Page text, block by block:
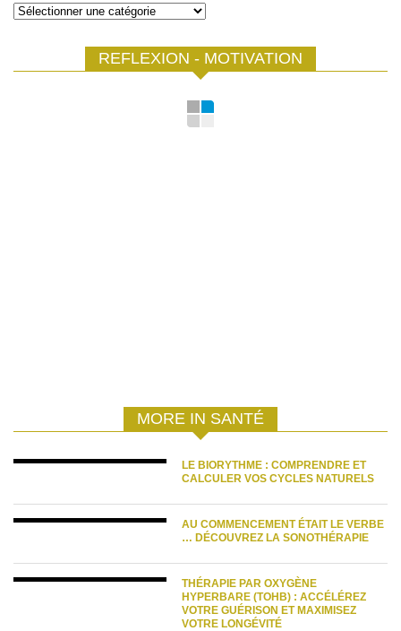
Catégories
REFLEXION - MOTIVATION
MORE IN SANTÉ
LE BIORYTHME : COMPRENDRE ET
CALCULER VOS CYCLES NATURELS
AU COMMENCEMENT ÉTAIT LE VERBE
… DÉCOUVREZ LA SONOTHÉRAPIE
THÉRAPIE PAR OXYGÈNE
HYPERBARE (TOHB) : ACCÉLÉREZ
VOTRE GUÉRISON ET MAXIMISEZ
VOTRE LONGÉVITÉ